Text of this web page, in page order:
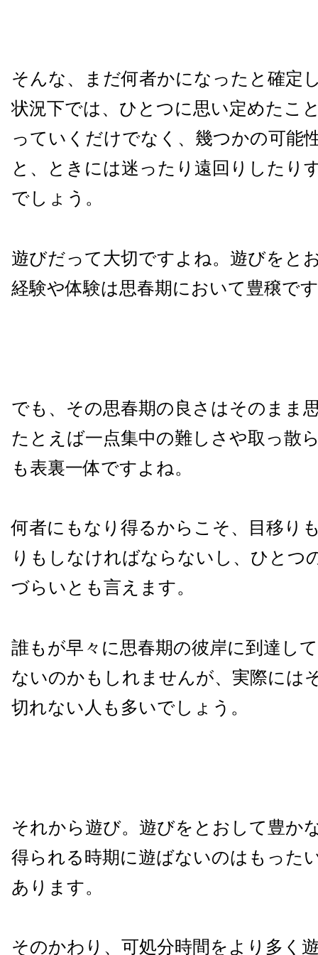
そんな、まだ何者かになったと確定
状況下では、ひとつに思い定めたこ
っていくだけでなく、幾つかの可能
と、ときには迷ったり遠回りしたり
でしょう。
遊びだって大切ですよね。遊びをと
経験や体験は思春期において豊穣で
でも、その思春期の良さはそのまま
たとえば一点集中の難しさや取っ散
も表裏一体ですよね。
何者にもなり得るからこそ、目移り
りもしなければならないし、ひとつ
づらいとも言えます。
誰もが早々に思春期の彼岸に到達し
ないのかもしれませんが、実際には
切れない人も多いでしょう。
それから遊び。遊びをとおして豊か
得られる時期に遊ばないのはもった
あります。
そのかわり、可処分時間をより多く